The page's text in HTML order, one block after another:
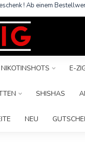
! Ab einem
E-
SHISHAS
NEU